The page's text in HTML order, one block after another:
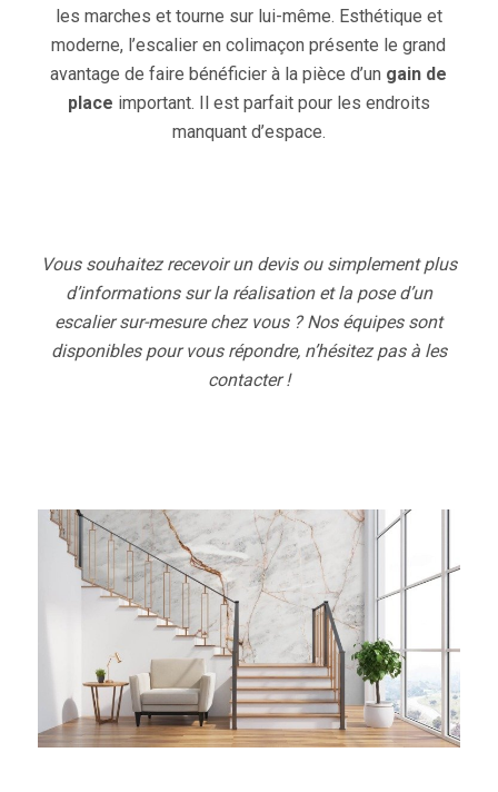
les marches et tourne sur lui-même. Esthétique et
moderne, l’escalier en colimaçon présente le grand
avantage de faire bénéficier à la pièce d’un gain de
place important. Il est parfait pour les endroits
manquant d’espace.
Vous souhaitez recevoir un devis ou simplement plus
d’informations sur la réalisation et la pose d’un
escalier sur-mesure chez vous ? Nos équipes sont
disponibles pour vous répondre, n’hésitez pas à les
contacter !